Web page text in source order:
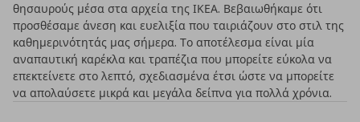
θησαυρούς μέσα στα αρχεία της ΙΚΕΑ. Βεβαιωθήκαμε ότι
προσθέσαμε άνεση και ευελιξία που ταιριάζουν στο στιλ της
καθημερινότητάς μας σήμερα. Το αποτέλεσμα είναι μία
αναπαυτική καρέκλα και τραπέζια που μπορείτε εύκολα να
επεκτείνετε στο λεπτό, σχεδιασμένα έτσι ώστε να μπορείτε
να απολαύσετε μικρά και μεγάλα δείπνα για πολλά χρόνια.